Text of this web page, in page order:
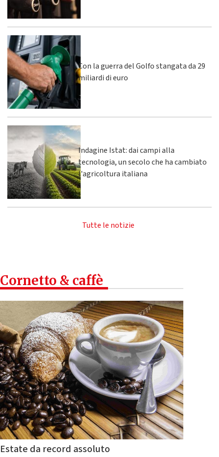
Con la guerra del Golfo stangata da 29
miliardi di euro
Indagine Istat: dai campi alla
tecnologia, un secolo che ha cambiato
l'agricoltura italiana
Tutte le notizie
Cornetto & caffè
Estate da record assoluto